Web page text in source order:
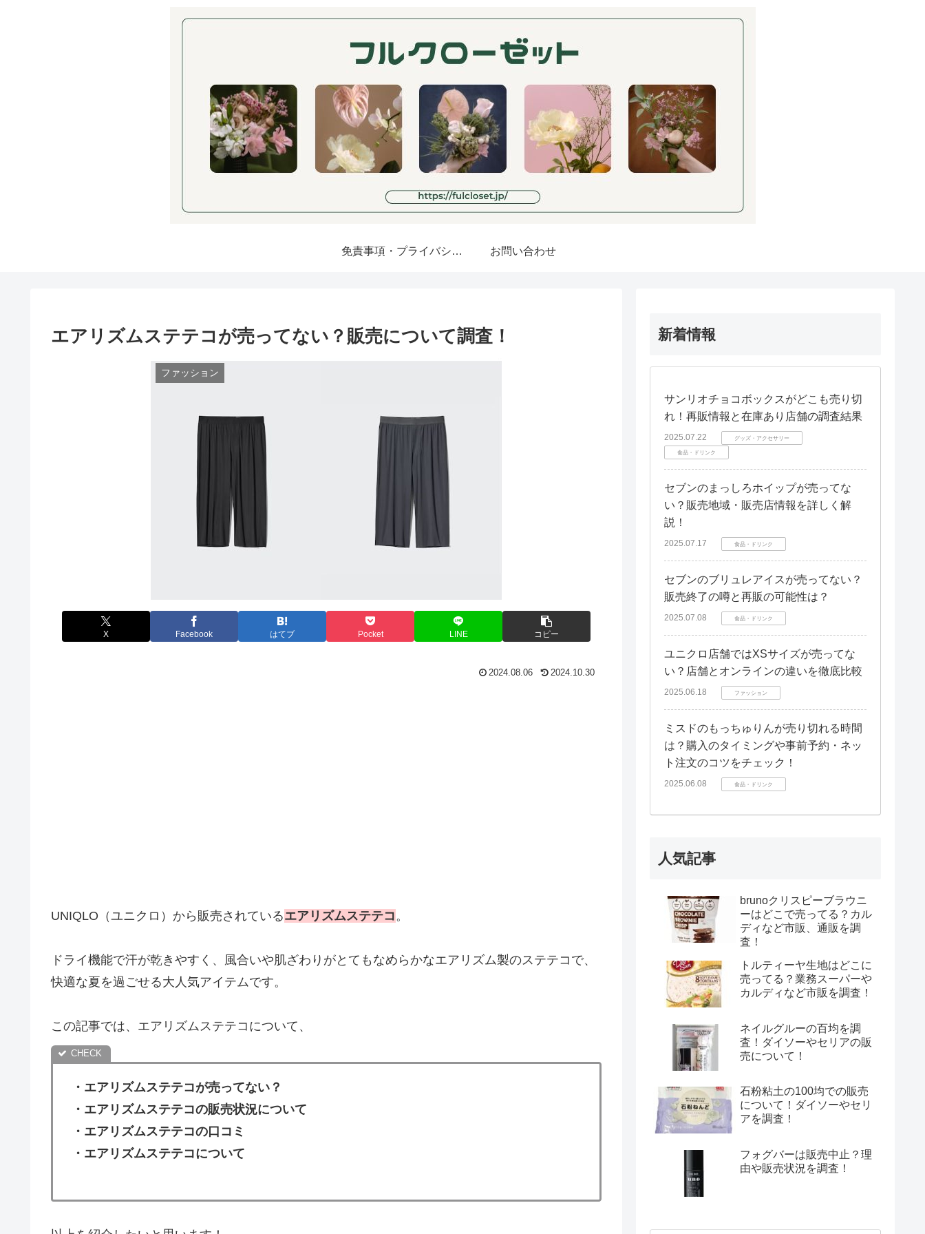
免責事項・プライバシーポリシー お問い合わせ
エアリズムステテコが売ってない？販売について調査！
ファッション
X Facebook はてブ Pocket LINE コピー
2024.08.06 2024.10.30
UNIQLO（ユニクロ）から販売されているエアリズムステテコ 。
ドライ機能で汗が乾きやすく、風合いや肌ざわりがとてもなめらかなエアリズム製のステテコで、
快適な夏を過ごせる大人気アイテムです。
この記事では、エアリズムステテコについて、
・ エアリズムステテコが売ってない？
・エアリズムステテコの販売状況について
・ エアリズムステテコの口コミ
・ エアリズムステテコについて
新着情報
サンリオチョコボックスがどこも売り切
れ！再販情報と在庫あり店舗の調査結果
2025.07.22 グッズ・アクセサリー
食品・ドリンク
セブンのまっしろホイップが売ってな
い？販売地域・販売店情報を詳しく解
説！
2025.07.17 食品・ドリンク
セブンのブリュレアイスが売ってない？
販売終了の噂と再販の可能性は？
2025.07.08 食品・ドリンク
ユニクロ店舗ではXSサイズが売ってな
い？店舗とオンラインの違いを徹底比較
2025.06.18 ファッション
ミスドのもっちゅりんが売り切れる時間
は？購入のタイミングや事前予約・ネッ
ト注文のコツをチェック！
2025.06.08 食品・ドリンク
人気記事
brunoクリスピーブラウニ
ーはどこで売ってる？カル
ディなど市販、通販を調
査！
トルティーヤ生地はどこに
売ってる？業務スーパーや
カルディなど市販を調査！
ネイルグルーの百均を調
査！ダイソーやセリアの販
売について！
石粉粘土の100均での販売
について！ダイソーやセリ
アを調査！
フォグバーは販売中止？理
由や販売状況を調査！